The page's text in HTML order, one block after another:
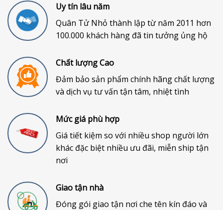
Uy tín lâu năm
Quân Tử Nhỏ thành lập từ năm 2011 hơn
100.000 khách hàng đã tin tưởng ủng hộ
Chất lượng Cao
Đảm bảo sản phẩm chính hãng chất lượng
và dịch vụ tư vấn tận tâm, nhiệt tình
Mức giá phù hợp
Giá tiết kiệm so với nhiều shop người lớn
khác đặc biệt nhiều ưu đãi, miễn ship tận
nơi
Giao tận nhà
Đóng gói giao tận nơi che tên kín đáo và